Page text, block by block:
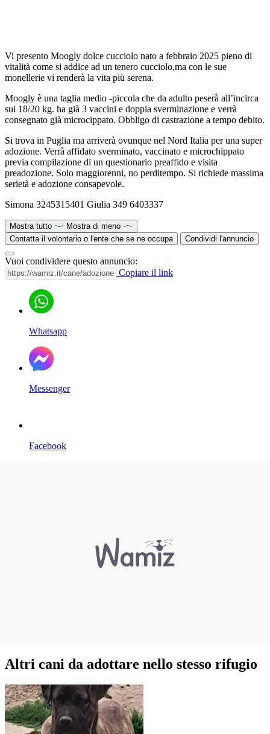
Vi presento Moogly dolce cucciolo nato a febbraio 2025 pieno di
vitalità come si addice ad un tenero cucciolo,ma con le sue
monellerie vi renderà la vita più serena.
Moogly è una taglia medio -piccola che da adulto peserà all’incirca
sui 18/20 kg. ha già 3 vaccini e doppia sverminazione e verrà
consegnato già microcippato. Obbligo di castrazione a tempo debito.
Si trova in Puglia ma arriverà ovunque nel Nord Italia per una super
adozione. Verrà affidato sverminato, vaccinato e microchippato
previa compilazione di un questionario preaffido e visita
preadozione. Solo maggiorenni, no perditempo. Si richiede massima
serietà e adozione consapevole.
Simona 3245315401 Giulia 349 6403337
Mostra tutto
Mostra di meno
Contatta il volontario o l'ente che se ne occupa
Condividi l'annuncio
Vuoi condividere questo annuncio:
Copiare il link
Whatsapp
Messenger
Facebook
Altri cani da adottare nello stesso rifugio